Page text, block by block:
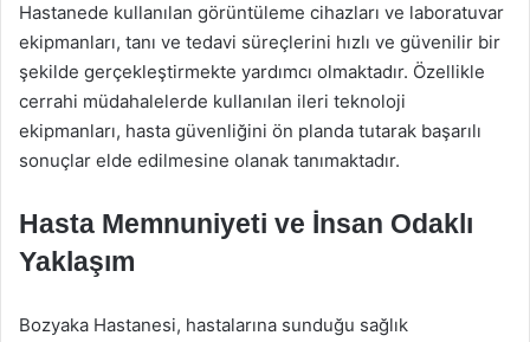
Hastanede kullanılan görüntüleme cihazları ve laboratuvar
ekipmanları, tanı ve tedavi süreçlerini hızlı ve güvenilir bir
şekilde gerçekleştirmekte yardımcı olmaktadır. Özellikle
cerrahi müdahalelerde kullanılan ileri teknoloji
ekipmanları, hasta güvenliğini ön planda tutarak başarılı
sonuçlar elde edilmesine olanak tanımaktadır.
Hasta Memnuniyeti ve İnsan Odaklı
Yaklaşım
Bozyaka Hastanesi, hastalarına sunduğu sağlık